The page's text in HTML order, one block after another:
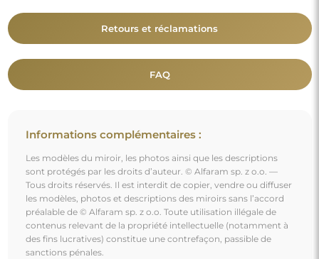
Retours et réclamations
FAQ
Informations complémentaires :
Les modèles du miroir, les photos ainsi que les descriptions
sont protégés par les droits d’auteur. © Alfaram sp. z o.o. —
Tous droits réservés. Il est interdit de copier, vendre ou diffuser
les modèles, photos et descriptions des miroirs sans l’accord
préalable de © Alfaram sp. z o.o. Toute utilisation illégale de
contenus relevant de la propriété intellectuelle (notamment à
des fins lucratives) constitue une contrefaçon, passible de
sanctions pénales.